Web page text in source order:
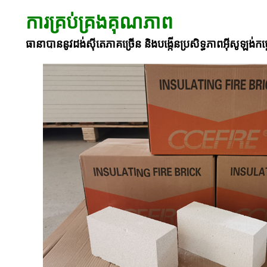
ការគ្រប់គ្រងគុណភាព
ធានាបាននូវដង់ស៊ីតេភាគច្រើន និងបង្កើនប្រសិទ្ធភាពអ៊ីសូឡង់កម្